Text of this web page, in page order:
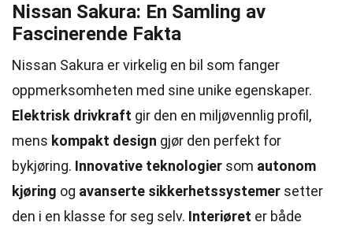
Nissan Sakura: En Samling av
Fascinerende Fakta
Nissan Sakura er virkelig en bil som fanger
oppmerksomheten med sine unike egenskaper.
Elektrisk drivkraft gir den en miljøvennlig profil,
mens kompakt design gjør den perfekt for
bykjøring. Innovative teknologier som autonom
kjøring og avanserte sikkerhetssystemer setter
den i en klasse for seg selv. Interiøret er både